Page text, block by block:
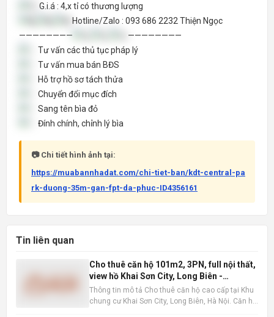
G.i.á : 4,x tỉ có thương lượng
Hotline/Zalo : 093 686 2232 Thiện Ngọc
————————
————————
Tư vấn các thủ tục pháp lý
Tư vấn mua bán BĐS
Hỗ trợ hồ sơ tách thửa
Chuyển đổi mục đích
Sang tên bìa đỏ
Đính chính, chỉnh lý bìa
📷 Chi tiết hình ảnh tại:
https://muabannhadat.com/chi-tiet-ban/kdt-central-pa
rk-duong-35m-gan-fpt-da-phuc-ID4356161
Tin liên quan
Cho thuê căn hộ 101m2, 3PN, full nội thất,
view hồ Khai Sơn City, Long Biên -
16tr/tháng
Thông tin mô tả Cho thuê căn hộ cao cấp tại Khu
chung cư Khai Sơn City, Long Biên, Hà Nội. Căn hộ